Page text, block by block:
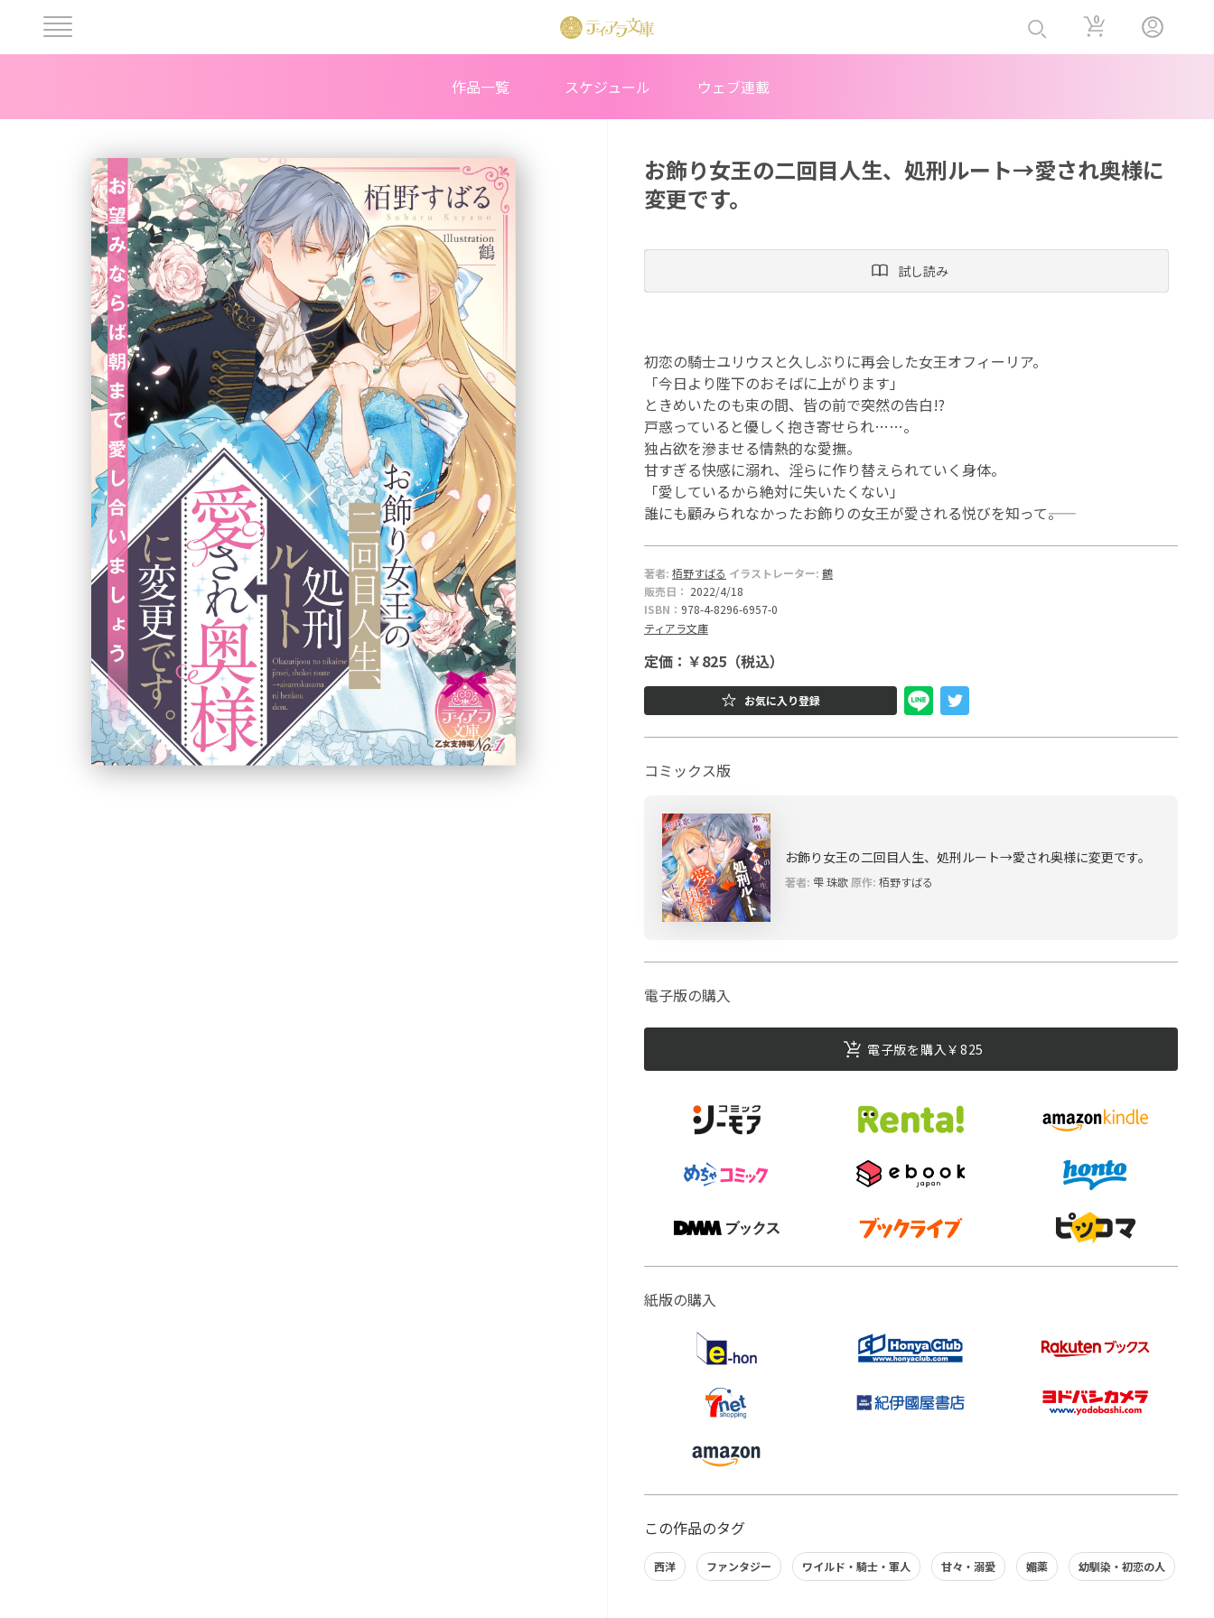
作品一覧 スケジュール ウェブ連載
0
お飾り女王の二回目人生、処刑ルート→愛され奥様に
変更です。
試し読み
初恋の騎士ユリウスと久しぶりに再会した女王オフィーリア。
「今日より陛下のおそばに上がります」
ときめいたのも束の間、皆の前で突然の告白!?
戸惑っていると優しく抱き寄せられ……。
独占欲を滲ませる情熱的な愛撫。
甘すぎる快感に溺れ、淫らに作り替えられていく身体。
「愛しているから絶対に失いたくない」
誰にも顧みられなかったお飾りの女王が愛される悦びを知って――。
著者: 栢野すばる イラストレーター: 鶴
販売日： 2022/4/18
ISBN： 978-4-8296-6957-0
ティアラ文庫
定価：￥825（税込）
お気に入り登録
コミックス版
お飾り女王の二回目人生、処刑ルート→愛され奥様に変更です。
著者: 雫 珠歌 原作: 栢野すばる
電子版の購入
電子版を購入￥825
紙版の購入
この作品のタグ
西洋 ファンタジー ワイルド・騎士・軍人 甘々・溺愛 媚薬 幼馴染・初恋の人